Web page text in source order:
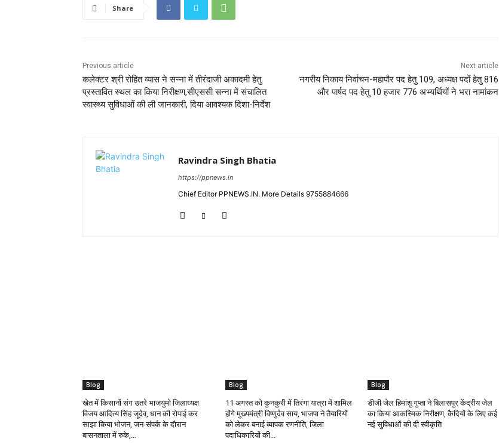
Share
Previous article
कलेक्टर श्री रोहित व्यास ने सन्ना में तीरंदाजी अकादमी हेतु
प्रस्तावित स्थल का किया निरीक्षण,सीएससी सन्ना में संचालित
स्वास्थ्य सुविधाओं की ली जानकारी, दिया आवश्यक दिशा-निर्देश
Next article
नगरीय निकाय निर्वाचन-महापौर पद हेतु 109, अध्यक्ष पदों हेतु 816
और पार्षद पद हेतु 10 हजार 776 अभ्यर्थियों ने भरा नामांकन
Ravindra Singh Bhatia
https://ppnews.in
Chief Editor PPNEWS.IN. More Details 9755884666
Blog
खेत में किसानों संग उतरे भाजयुमो जिलाध्यक्ष
विजय आदित्य सिंह जूदेव, धान की रोपाई कर
साझा किया भोजन, जन-संपर्क के दौरान
बासनताला में रुके,...
Blog
11 अगस्त को कुनकुरी में तिरंगा यात्रा में शामिल
होंगे मुख्यमंत्री विष्णुदेव साय, भाजपा ने तैयारियों
को लेकर बनाई व्यापक रणनीति, जिला
पदाधिकारियों की...
Blog
डीजी जेल हिमांशु गुप्ता ने बिलासपुर केंद्रीय जेल
का किया आकस्मिक निरीक्षण, कैदियों के लिए कई
नई सुविधाओं की दी स्वीकृति